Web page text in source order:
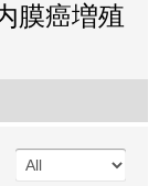
膜癌増殖